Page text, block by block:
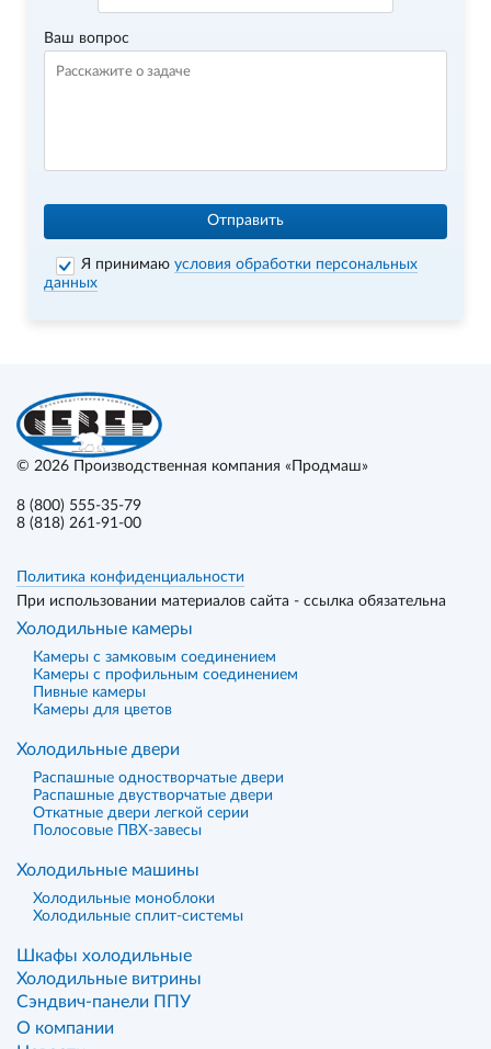
Ваш вопрос
Отправить
Я принимаюусловия обработки персональных
данных
© 2026 Производственная компания «Продмаш»
8 (800) 555-35-79
8 (818) 261-91-00
Политика конфиденциальности
При использовании материалов сайта - ссылка обязательна
Холодильные камеры
Камеры с замковым соединением
Камеры с профильным соединением
Пивные камеры
Камеры для цветов
Холодильные двери
Распашные одностворчатые двери
Распашные двустворчатые двери
Откатные двери легкой серии
Полосовые ПВХ-завесы
Холодильные машины
Холодильные моноблоки
Холодильные сплит-системы
Шкафы холодильные
Холодильные витрины
Сэндвич-панели ППУ
О компании